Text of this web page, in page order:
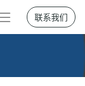
联系我们